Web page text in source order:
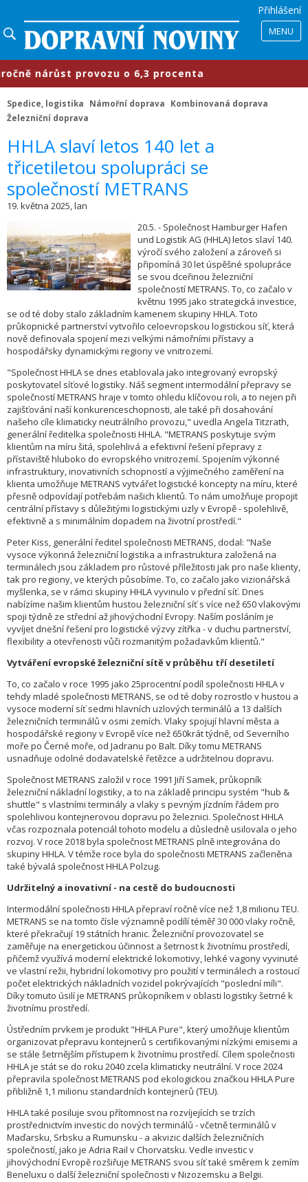
Přihlášení
MENU
provozu o 6,3 procenta
Spedice, logistika Námořní doprava
Kombinovaná doprava
Železniční doprava
​HHLA slaví letos 140 let a
třicetiletou spolupráci se
společností METRANS
19. května 2025, lan
20.5. - Společnost Hamburger Hafen
und Logistik AG (HHLA) letos slaví 140.
výročí svého založení a zároveň si
připomíná 30 let úspěšné spolupráce
se svou dceřinou železniční
společností METRANS. To, co začalo v
květnu 1995 jako strategická investice,
se od té doby stalo základním kamenem skupiny HHLA. Toto
průkopnické partnerství vytvořilo celoevropskou logistickou síť, která
nově definovala spojení mezi velkými námořními přístavy a
hospodářsky dynamickými regiony ve vnitrozemí.
"Společnost HHLA se dnes etablovala jako integrovaný evropský
poskytovatel síťové logistiky. Náš segment intermodální přepravy se
společností METRANS hraje v tomto ohledu klíčovou roli, a to nejen při
zajišťování naší konkurenceschopnosti, ale také při dosahování
našeho cíle klimaticky neutrálního provozu," uvedla Angela Titzrath,
generální ředitelka společnosti HHLA. "METRANS poskytuje svým
klientům na míru šitá, spolehlivá a efektivní řešení přepravy z
přístaviště hluboko do evropského vnitrozemí. Spojením výkonné
infrastruktury, inovativních schopností a výjimečného zaměření na
klienta umožňuje METRANS vytvářet logistické koncepty na míru, které
přesně odpovídají potřebám našich klientů. To nám umožňuje propojit
centrální přístavy s důležitými logistickými uzly v Evropě - spolehlivě,
efektivně a s minimálním dopadem na životní prostředí."
Peter Kiss, generální ředitel společnosti METRANS, dodal: "Naše
vysoce výkonná železniční logistika a infrastruktura založená na
terminálech jsou základem pro růstové příležitosti jak pro naše klienty,
tak pro regiony, ve kterých působíme. To, co začalo jako vizionářská
myšlenka, se v rámci skupiny HHLA vyvinulo v přední síť. Dnes
nabízíme našim klientům hustou železniční síť s více než 650 vlakovými
spoji týdně ze střední až jihovýchodní Evropy. Naším posláním je
vyvíjet dnešní řešení pro logistické výzvy zítřka - v duchu partnerství,
flexibility a otevřenosti vůči rozmanitým požadavkům klientů."
Vytváření evropské železniční sítě v průběhu tří desetiletí
To, co začalo v roce 1995 jako 25procentní podíl společnosti HHLA v
tehdy mladé společnosti METRANS, se od té doby rozrostlo v hustou a
vysoce moderní síť sedmi hlavních uzlových terminálů a 13 dalších
železničních terminálů v osmi zemích. Vlaky spojují hlavní města a
hospodářské regiony v Evropě více než 650krát týdně, od Severního
moře po Černé moře, od Jadranu po Balt. Díky tomu METRANS
usnadňuje odolné dodavatelské řetězce a udržitelnou dopravu.
Společnost METRANS založil v roce 1991 Jiří Samek, průkopník
železniční nákladní logistiky, a to na základě principu systém "hub &
shuttle" s vlastními terminály a vlaky s pevným jízdním řádem pro
spolehlivou kontejnerovou dopravu po železnici. Společnost HHLA
včas rozpoznala potenciál tohoto modelu a důsledně usilovala o jeho
rozvoj. V roce 2018 byla společnost METRANS plně integrována do
skupiny HHLA. V témže roce byla do společnosti METRANS začleněna
také bývalá společnost HHLA Polzug.
Udržitelný a inovativní - na cestě do budoucnosti
Intermodální společnosti HHLA přepraví ročně více než 1,8 milionu TEU.
METRANS se na tomto čísle významně podílí téměř 30 000 vlaky ročně,
které překračují 19 státních hranic. Železniční provozovatel se
zaměřuje na energetickou účinnost a šetrnost k životnímu prostředí,
přičemž využívá moderní elektrické lokomotivy, lehké vagony vyvinuté
ve vlastní režii, hybridní lokomotivy pro použití v terminálech a rostoucí
počet elektrických nákladních vozidel pokrývajících "poslední míli".
Díky tomuto úsilí je METRANS průkopníkem v oblasti logistiky šetrné k
životnímu prostředí.
Ústředním prvkem je produkt "HHLA Pure", který umožňuje klientům
organizovat přepravu kontejnerů s certifikovanými nízkými emisemi a
se stále šetrnějším přístupem k životnímu prostředí. Cílem společnosti
HHLA je stát se do roku 2040 zcela klimaticky neutrální. V roce 2024
přepravila společnost METRANS pod ekologickou značkou HHLA Pure
přibližně 1,1 milionu standardních kontejnerů (TEU).
HHLA také posiluje svou přítomnost na rozvíjejících se trzích
prostřednictvím investic do nových terminálů - včetně terminálů v
Maďarsku, Srbsku a Rumunsku - a akvizic dalších železničních
společností, jako je Adria Rail v Chorvatsku. Vedle investic v
jihovýchodní Evropě rozšiřuje METRANS svou síť také směrem k zemím
Beneluxu o další železniční společnosti v Nizozemsku a Belgii.